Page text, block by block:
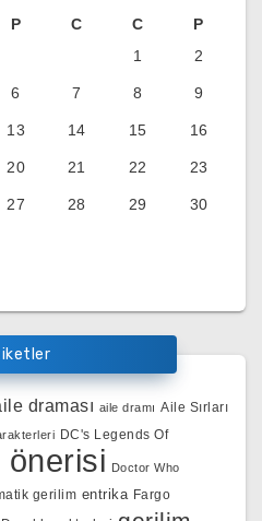
P C C
P
1
2
6 7 8 9
13 14 15 16
20 21 22 23
27 28 29 30
draması aile dramı Aile Sırları
DC's Legends Of
önerisi Doctor Who
gerilim entrika Fargo